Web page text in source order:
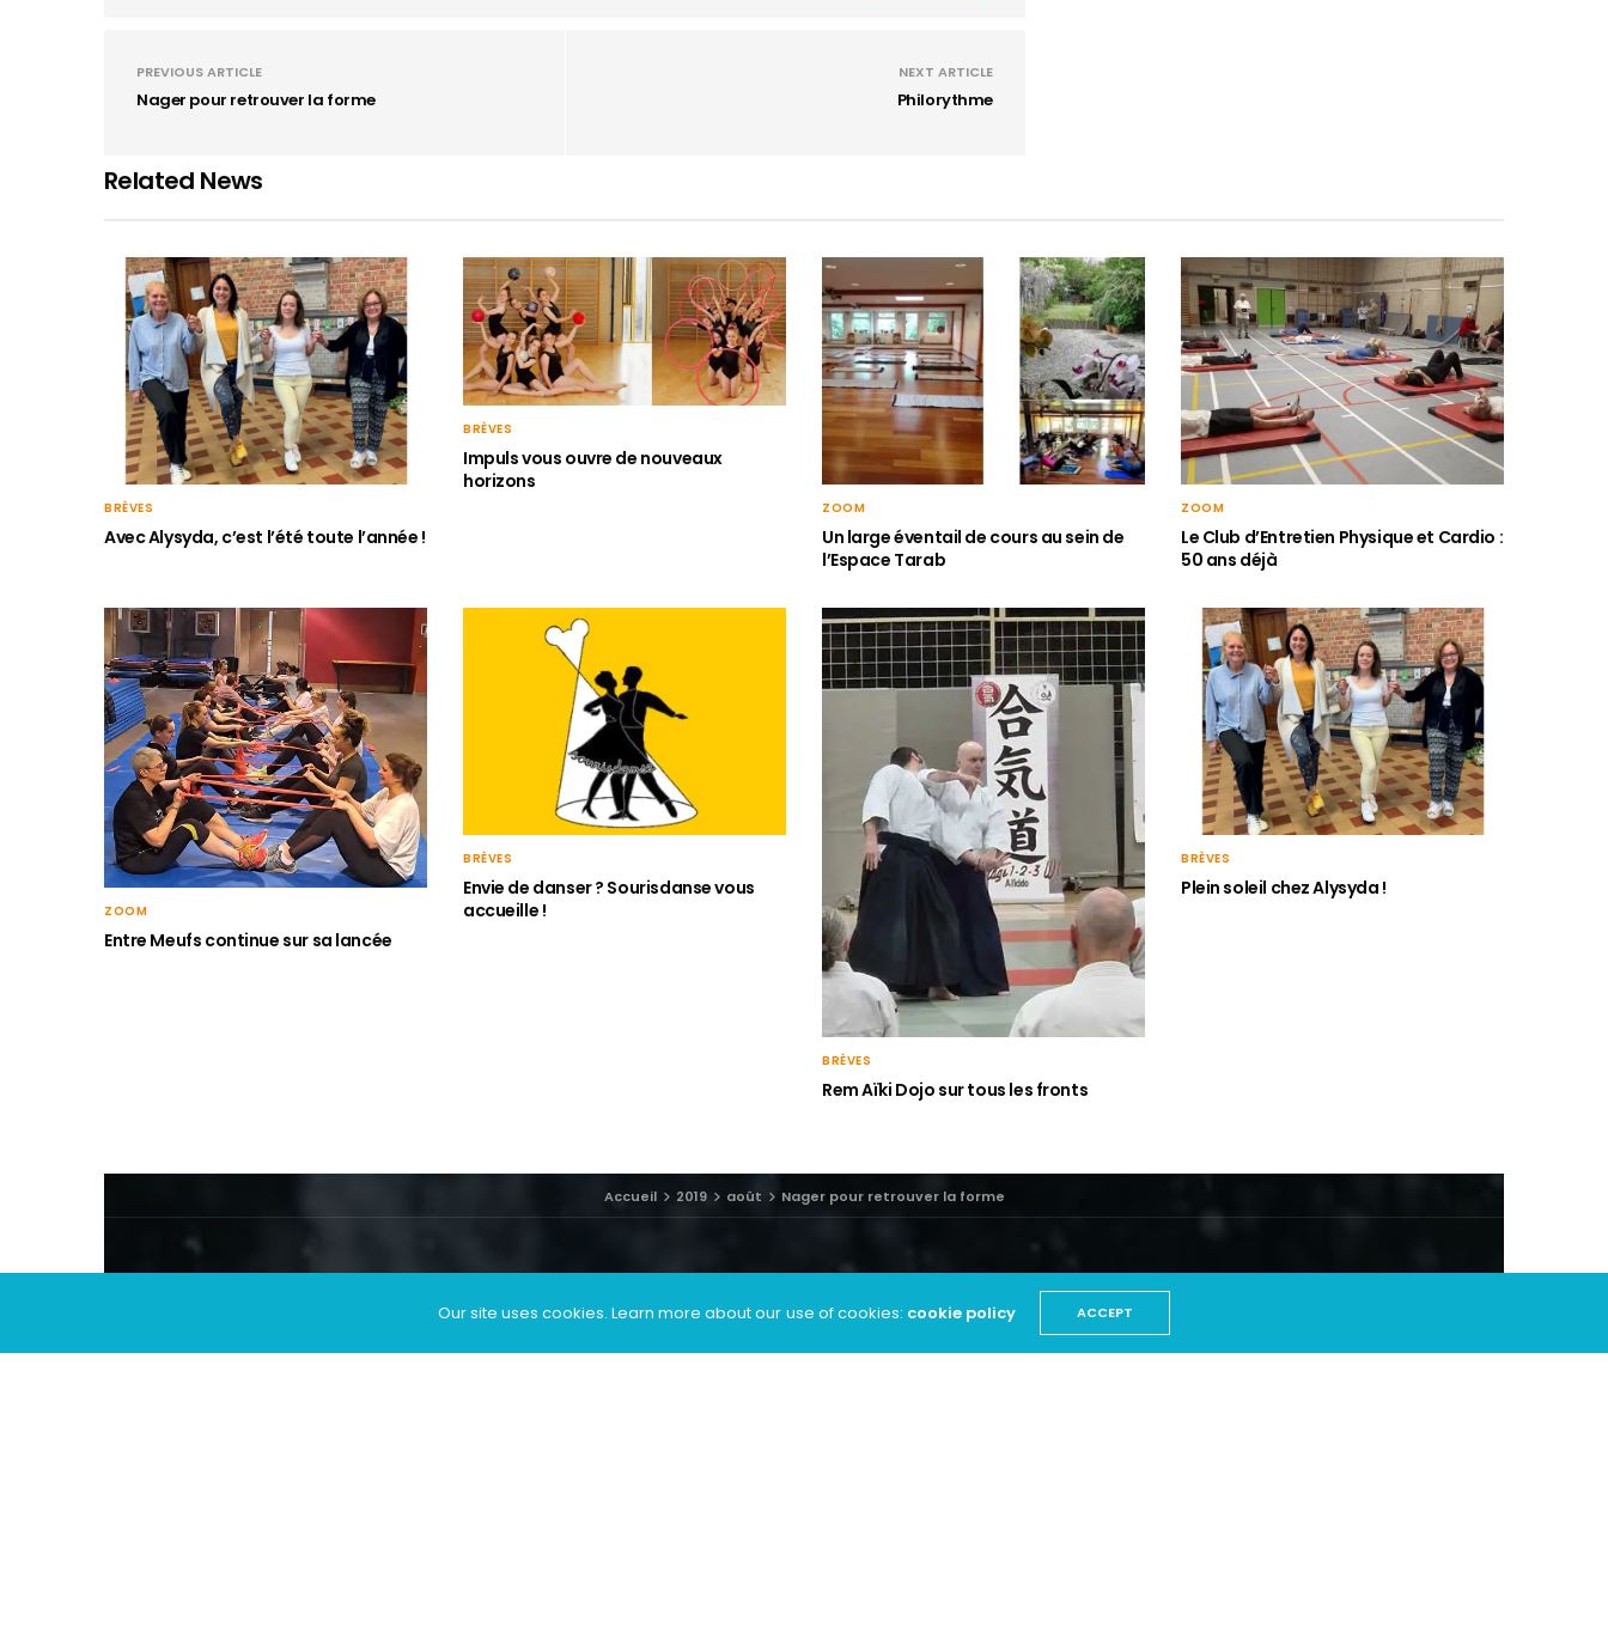
PREVIOUS ARTICLE
Nager pour retrouver la forme
NEXT ARTICLE
Philorythme
Related News
BRÈVES
Avec Alysyda, c’est l’été toute l’année !
BRÈVES
Impuls vous ouvre de nouveaux
horizons
ZOOM
Un large éventail de cours au sein de
l’Espace Tarab
ZOOM
Le Club d’Entretien Physique et Cardio :
50 ans déjà
ZOOM
Entre Meufs continue sur sa lancée
BRÈVES
Envie de danser ? Sourisdanse vous
accueille !
BRÈVES
Rem Aïki Dojo sur tous les fronts
BRÈVES
Plein soleil chez Alysyda !
Accueil 2019 août Nager pour retrouver la forme
Our site uses cookies. Learn more about our use of cookies: cookie policy ACCEPT